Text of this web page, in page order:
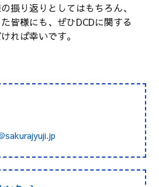
振り返りとしてはもちろん、
皆様にも、ぜひDCDに関する
れば幸いです。
sakurajyuji.jp